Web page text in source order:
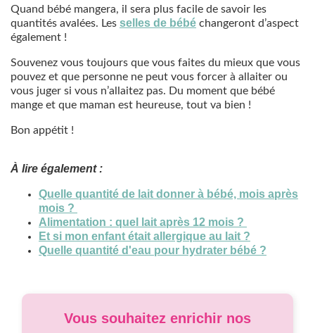
Quand bébé mangera, il sera plus facile de savoir les
quantités avalées. Les selles de bébé changeront d’aspect
également !
Souvenez vous toujours que vous faites du mieux que vous
pouvez et que personne ne peut vous forcer à allaiter ou
vous juger si vous n’allaitez pas. Du moment que bébé
mange et que maman est heureuse, tout va bien !
Bon appétit !
À lire également :
Quelle quantité de lait donner à bébé, mois après
mois ?
Alimentation : quel lait après 12 mois ?
Et si mon enfant était allergique au lait ?
Quelle quantité d'eau pour hydrater bébé ?
Vous souhaitez enrichir nos